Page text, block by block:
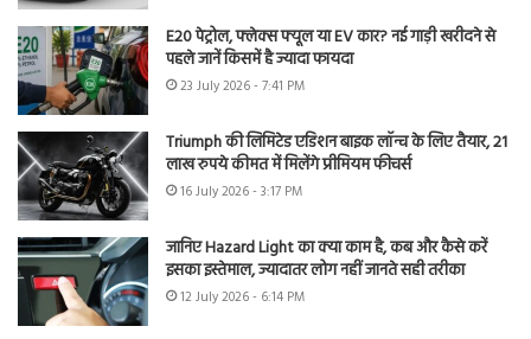
E20 पेट्रोल, फ्लेक्स फ्यूल या EV कार? नई गाड़ी खरीदने से
पहले जानें किसमें है ज्यादा फायदा
23 July 2026 - 7:41 PM
Triumph की लिमिटेड एडिशन बाइक लॉन्च के लिए तैयार, 21
लाख रुपये कीमत में मिलेंगे प्रीमियम फीचर्स
16 July 2026 - 3:17 PM
जानिए Hazard Light का क्या काम है, कब और कैसे करें
इसका इस्तेमाल, ज्यादातर लोग नहीं जानते सही तरीका
12 July 2026 - 6:14 PM